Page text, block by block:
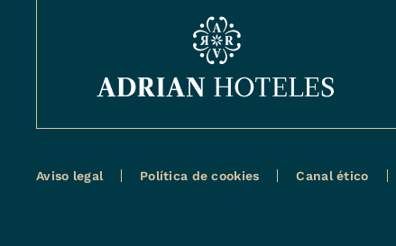
Aviso legal Política de cookies Canal ético